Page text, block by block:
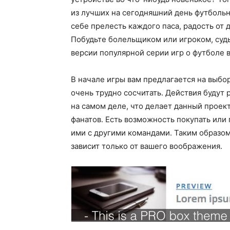
из лучших на сегодняшний день
себе прелесть каждого паса, радость
Побудьте болельщиком или игроком,
версии популярной серии игр о футболе
В начале игры вам предлагается на
очень трудно сосчитать. Действия
на самом деле, что делает данный
фанатов. Есть возможность покупать
ими с другими командами. Таким
зависит только от вашего воображения.